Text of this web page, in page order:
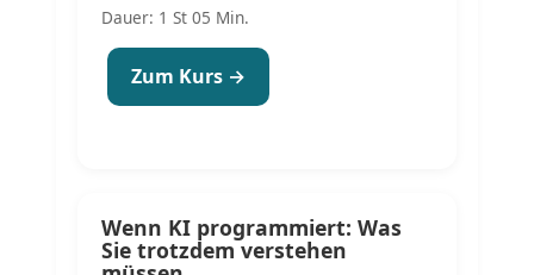
Dauer: 1 St 05 Min.
Zum Kurs →
Wenn KI programmiert: Was
Sie trotzdem verstehen